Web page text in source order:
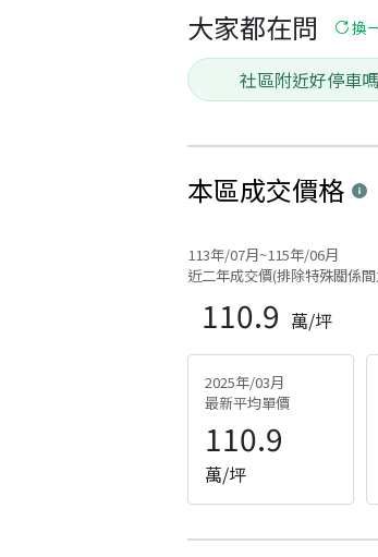
大家都在問 換
社區附近好停車
本區成交價格
113年/07月~115年/06月
近二年成交價(排除特殊關係
110.9 萬/坪
2025年/03月
最新平均單價
110.9
萬/坪